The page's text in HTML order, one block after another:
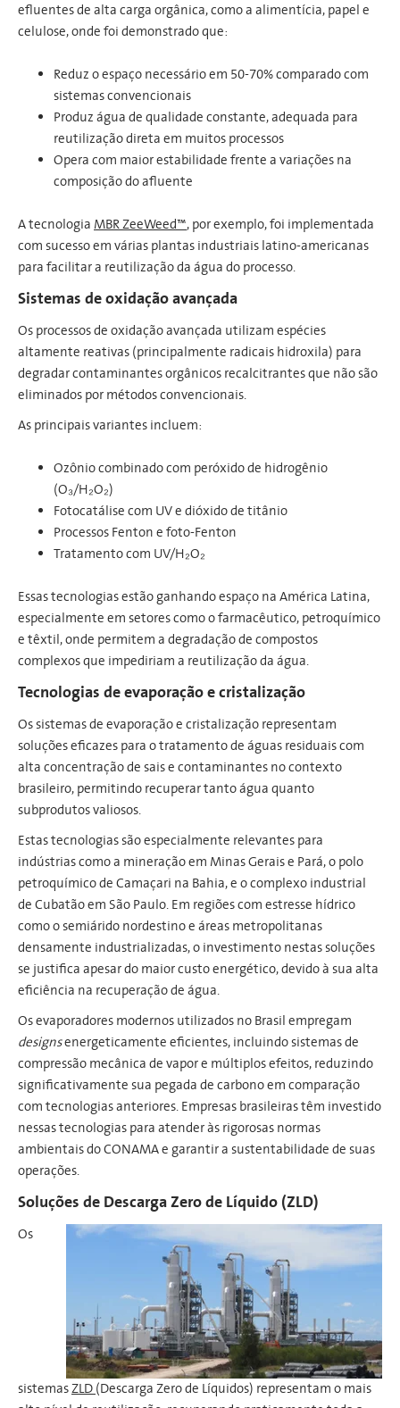
efluentes de alta carga orgânica, como a alimentícia, papel e
celulose, onde foi demonstrado que:
Reduz o espaço necessário em 50-70% comparado com
sistemas convencionais
Produz água de qualidade constante, adequada para
reutilização direta em muitos processos
Opera com maior estabilidade frente a variações na
composição do afluente
A tecnologia MBR ZeeWeed™, por exemplo, foi implementada
com sucesso em várias plantas industriais latino-americanas
para facilitar a reutilização da água do processo.
Sistemas de oxidação avançada
Os processos de oxidação avançada utilizam espécies
altamente reativas (principalmente radicais hidroxila) para
degradar contaminantes orgânicos recalcitrantes que não são
eliminados por métodos convencionais.
As principais variantes incluem:
Ozônio combinado com peróxido de hidrogênio
(O₃/H₂O₂)
Fotocatálise com UV e dióxido de titânio
Processos Fenton e foto-Fenton
Tratamento com UV/H₂O₂
Essas tecnologias estão ganhando espaço na América Latina,
especialmente em setores como o farmacêutico, petroquímico
e têxtil, onde permitem a degradação de compostos
complexos que impediriam a reutilização da água.
Tecnologias de evaporação e cristalização
Os sistemas de evaporação e cristalização representam
soluções eficazes para o tratamento de águas residuais com
alta concentração de sais e contaminantes no contexto
brasileiro, permitindo recuperar tanto água quanto
subprodutos valiosos.
Estas tecnologias são especialmente relevantes para
indústrias como a mineração em Minas Gerais e Pará, o polo
petroquímico de Camaçari na Bahia, e o complexo industrial
de Cubatão em São Paulo. Em regiões com estresse hídrico
como o semiárido nordestino e áreas metropolitanas
densamente industrializadas, o investimento nestas soluções
se justifica apesar do maior custo energético, devido à sua alta
eficiência na recuperação de água.
Os evaporadores modernos utilizados no Brasil empregam
designsenergeticamente eficientes, incluindo sistemas de
compressão mecânica de vapor e múltiplos efeitos, reduzindo
significativamente sua pegada de carbono em comparação
com tecnologias anteriores. Empresas brasileiras têm investido
nessas tecnologias para atender às rigorosas normas
ambientais do CONAMA e garantir a sustentabilidade de suas
operações.
Soluções de Descarga Zero de Líquido (ZLD)
Os
sistemasZLD(Descarga Zero de Líquidos) representam o mais